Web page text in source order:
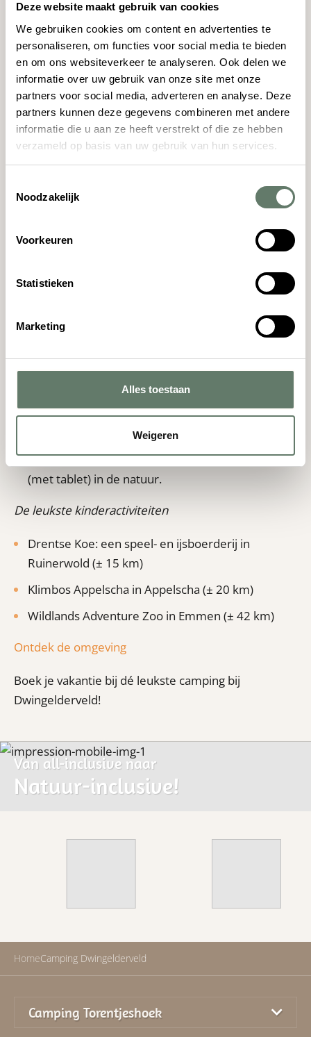
Deze website maakt gebruik van cookies
We gebruiken cookies om content en advertenties te
personaliseren, om functies voor social media te bieden
en om ons websiteverkeer te analyseren. Ook delen we
informatie over uw gebruik van onze site met onze
partners voor social media, adverteren en analyse. Deze
partners kunnen deze gegevens combineren met andere
informatie die u aan ze heeft verstrekt of die ze hebben
verzameld op basis van uw gebruik van hun services.
Noodzakelijk
Voorkeuren
Statistieken
Marketing
Alles toestaan
Weigeren
Nationaal Park Dwingelderveld is het grootste
aaneengesloten natte heidegebied van West-
Europa! Iets waar wij Drentenaren trots op zijn. Het
gebied telt meer dan 60 vennetjes en
veenmoerrassen en er zijn maar liefst 2
schaapskuddes. Start je ontdekkingstocht bij het
Bezoekerscentrum Dwingelderveld, want hier
vind je een grote plattegrond van de omgeving. Ook
organiseert het bezoekerscentrum vaak excursies
stilste gebied van Nederland?’
Dwingelderveld. Elke dag vanaf 17 uur is er een
Wandel over het avontuurlijke plankenpad door
het Dwingelderveld.
Ga naar hetHunebedmuseum in Borgeren
ontdek hoe hunebedbouwers vroeger leefden.
Speel de ‘nature game’. Een te gek avonturenspel
(met tablet) in de natuur.
De leukste kinderactiviteiten
Drentse Koe: een speel- en ijsboerderij in
Ruinerwold (± 15 km)
Klimbos Appelscha in Appelscha (± 20 km)
Wildlands Adventure Zoo in Emmen (± 42 km)
Ontdek de omgeving
Boek je vakantie bij dé leukste camping bij
Dwingelderveld!
Van all-inclusive naar
Natuur-inclusive!
HomeCamping Dwingelderveld
Camping Torentjeshoek